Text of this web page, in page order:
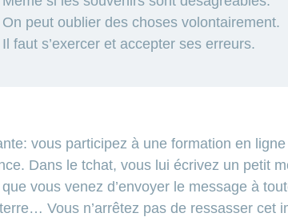
On peut oublier des choses volontairement.
Il faut s’exercer et accepter ses erreurs.
vous participez à une formation en
Dans le tchat, vous lui écrivez un petit
vous venez d’envoyer le message à
Vous n’arrêtez pas de ressasser cet